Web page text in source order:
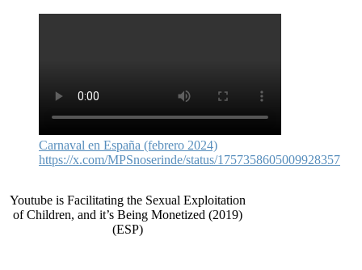
Carnaval en España (febrero 2024)
https://x.com/MPSnoserinde/status/1757358605009928357
Youtube is Facilitating the Sexual Exploitation
of Children, and it’s Being Monetized (2019)
(ESP)